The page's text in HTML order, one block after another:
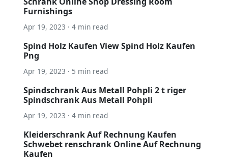
Furnishings
Apr 19, 2023 · 4 min read
Spind Holz Kaufen View Spind Holz Kaufen
Png
Apr 19, 2023 · 5 min read
Spindschrank Aus Metall Pohpli 2 t riger
Spindschrank Aus Metall Pohpli
Apr 19, 2023 · 4 min read
Kleiderschrank Auf Rechnung Kaufen
Schwebet renschrank Online Auf Rechnung
Kaufen